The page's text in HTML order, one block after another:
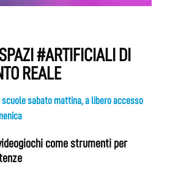
#ARTIFICIALI DI
REALE
scuole sabato mattina, a libero accesso
come strumenti per